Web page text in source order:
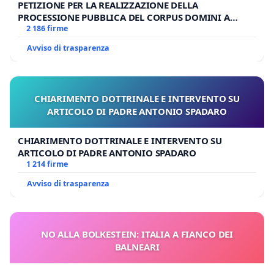
PETIZIONE PER LA REALIZZAZIONE DELLA
PROCESSIONE PUBBLICA DEL CORPUS DOMINI A
MILANO
2 186 firme
Avviso di trasparenza
CHIARIMENTO DOTTRINALE E INTERVENTO SU
ARTICOLO DI PADRE ANTONIO SPADARO
CHIARIMENTO DOTTRINALE E INTERVENTO SU
ARTICOLO DI PADRE ANTONIO SPADARO
1 214 firme
Avviso di trasparenza
NO ALLA BOLKESTEIN: ITALIA A FIANCO DEI
BALNEARI